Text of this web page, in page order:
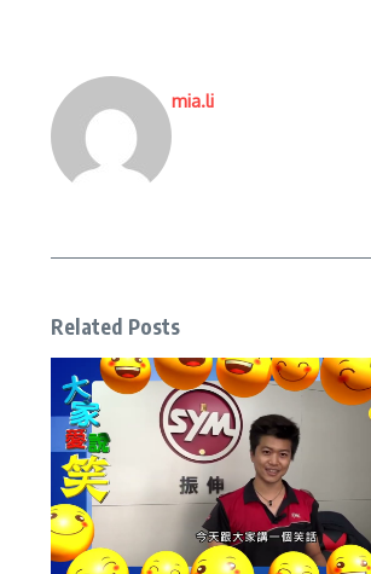
mia.li
Related Posts